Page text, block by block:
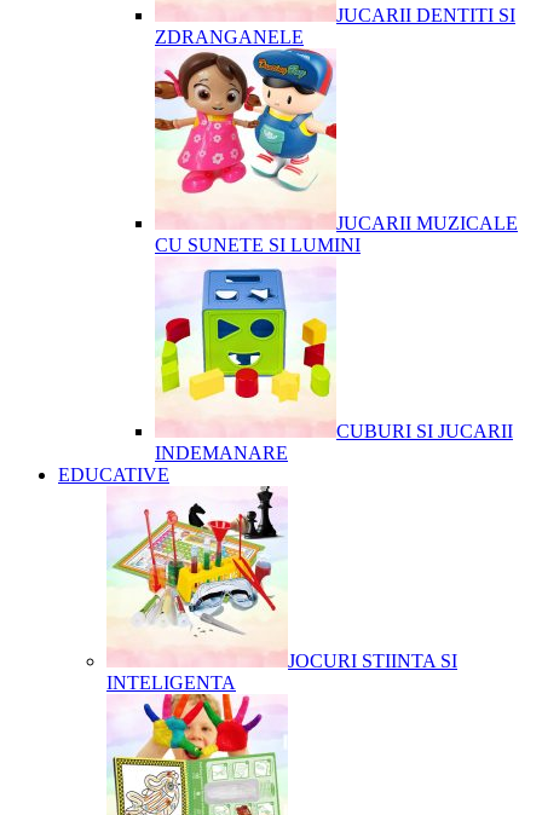
JUCARII DENTITI SI
ZDRANGANELE
JUCARII MUZICALE
CU SUNETE SI LUMINI
CUBURI SI JUCARII
INDEMANARE
EDUCATIVE
JOCURI STIINTA SI
INTELIGENTA